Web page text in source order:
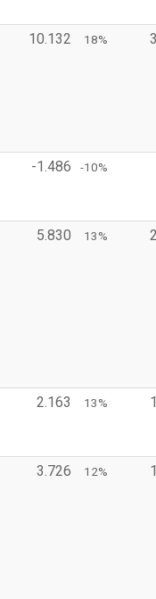
10.132 18%
-1.486 -10%
5.830 13%
2.163 13%
3.726 12%